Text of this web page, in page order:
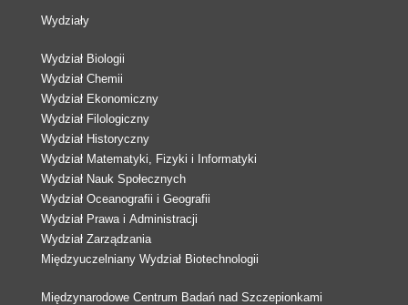
Wydziały
Wydział Biologii
Wydział Chemii
Wydział Ekonomiczny
Wydział Filologiczny
Wydział Historyczny
Wydział Matematyki, Fizyki i Informatyki
Wydział Nauk Społecznych
Wydział Oceanografii i Geografii
Wydział Prawa i Administracji
Wydział Zarządzania
Międzyuczelniany Wydział Biotechnologii
Międzynarodowe Centrum Badań nad Szczepionkami